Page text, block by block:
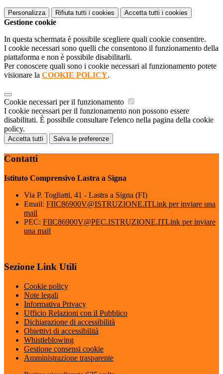
Personalizza Rifiuta tutti i cookies Accetta tutti i cookies
Gestione cookie
In questa schermata è possibile scegliere quali cookie consentire.
I cookie necessari sono quelli che consentono il funzionamento della
piattaforma e non è possibile disabilitarli.
Per conoscere quali sono i cookie necessari al funzionamento potete
visionare la COOKIE POLICY.
Cookie necessari per il funzionamento
I cookie necessari per il funzionamento non possono essere
disabilitati. È possibile consultare l'elenco nella pagina della cookie
policy.
Accetta tutti Salva le preferenze
Contatti
Istituto Comprensivo Lastra a Signa
Via P. Togliatti, 41 - Lastra a Signa (FI)
Email: FIIC86900V@ISTRUZIONE.ITLink per inviare una
mail
PEC: FIIC86900V@PEC.ISTRUZIONE.ITLink per inviare
una mail
Sezione Link Utili
Cookie policy
Note legali
Informativa Privacy
Ufficio Relazioni con il Pubblico
Dichiarazione di accessibilità
Obiettivi di accessibilità
Whistleblowing
Gestione consensi cookie
Amministrazione trasparente